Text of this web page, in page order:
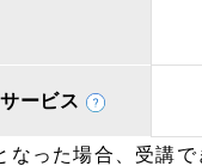
ービス
なった場合、受講で